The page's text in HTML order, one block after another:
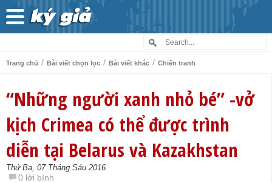
Trang chủ / Bài viết chọn lọc / Bài viết khác / Chiến tranh
“Những người xanh nhỏ bé” -vở
kịch Crimea có thể được trình
diễn tại Belarus và Kazakhstan
Thứ Ba, 07 Tháng Sáu 2016
0 lời bình